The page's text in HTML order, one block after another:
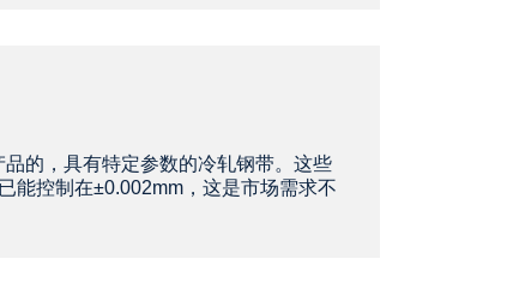
的，具有特定参数的冷轧钢带。这些
能控制在±0.002mm，这是市场需求不